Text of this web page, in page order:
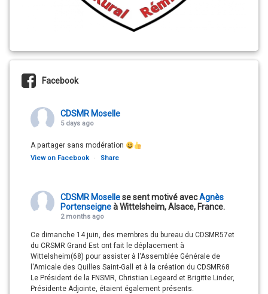
Facebook
CDSMR Moselle
5 days ago
A partager sans modération
View on Facebook · Share
CDSMR Mosellese sent motivé avecAgnès
Portenseigneà Wittelsheim, Alsace, France.
2 months ago
Ce dimanche 14 juin, des membres du bureau du CDSMR57et
du CRSMR Grand Est ont fait le déplacement à
Wittelsheim(68) pour assister à l'Assemblée Générale de
l'Amicale des Quilles Saint-Gall et à la création du CDSMR68
Le Président de la FNSMR, Christian Legeard et Brigitte Linder,
Présidente Adjointe, étaient également présents.